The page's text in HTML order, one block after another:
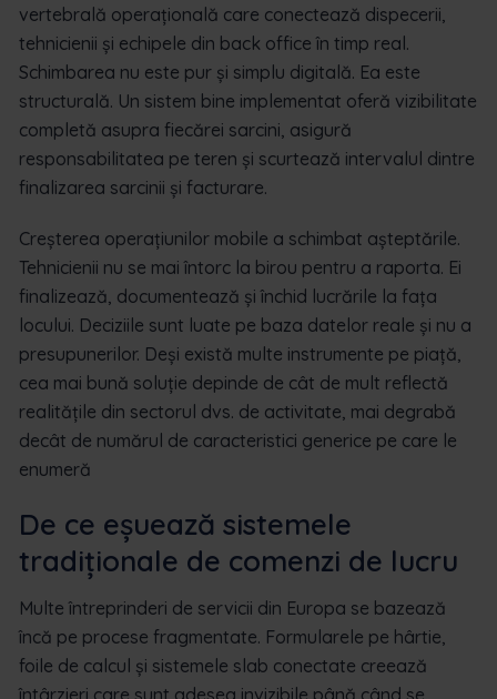
vertebrală operațională care conectează dispecerii,
tehnicienii și echipele din back office în timp real.
Schimbarea nu este pur și simplu digitală. Ea este
structurală. Un sistem bine implementat oferă vizibilitate
completă asupra fiecărei sarcini, asigură
responsabilitatea pe teren și scurtează intervalul dintre
finalizarea sarcinii și facturare.
Creșterea operațiunilor mobile a schimbat așteptările.
Tehnicienii nu se mai întorc la birou pentru a raporta. Ei
finalizează, documentează și închid lucrările la fața
locului. Deciziile sunt luate pe baza datelor reale și nu a
presupunerilor. Deși există multe instrumente pe piață,
cea mai bună soluție depinde de cât de mult reflectă
realitățile din sectorul dvs. de activitate, mai degrabă
decât de numărul de caracteristici generice pe care le
enumeră
De ce eșuează sistemele
tradiționale de comenzi de lucru
Multe întreprinderi de servicii din Europa se bazează
încă pe procese fragmentate. Formularele pe hârtie,
foile de calcul și sistemele slab conectate creează
întârzieri care sunt adesea invizibile până când se